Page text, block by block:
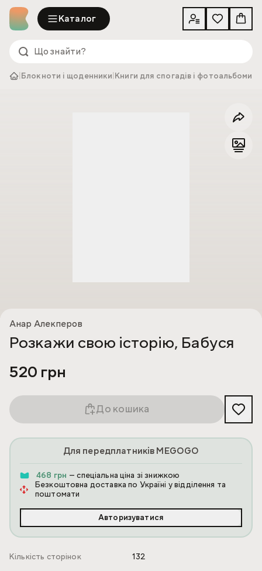
Каталог
Блокноти і щоденники Книги для спогадів і фотоальбоми
Анар Алекперов
Розкажи свою історію, Бабуся
520 грн
До кошика
Для передплатників MEGOGO
468 грн — спеціальна ціна зі знижкою
Безкоштовна доставка по Україні у відділення та
поштомати
Авторизуватися
Кількість сторінок
132